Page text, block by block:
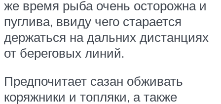
же время рыба очень осторожна и
пуглива, ввиду чего старается
держаться на дальних дистанциях
от береговых линий.
Предпочитает сазан обживать
коряжники и топляки, а также